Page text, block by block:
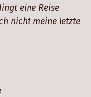
eine Reise
nicht meine letzte